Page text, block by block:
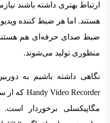
ارتباط بهتری داشته باشند
هستند. اما هر ضبط کننده
منظوری تولید می‌شوند.